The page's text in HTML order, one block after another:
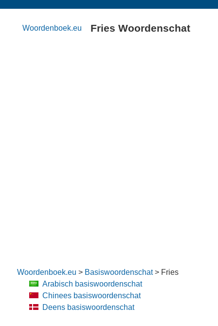
Woordenboek.eu Fries Woordenschat
Woordenboek.eu > Basiswoordenschat> Fries
Arabisch basiswoordenschat
Chinees basiswoordenschat
Deens basiswoordenschat